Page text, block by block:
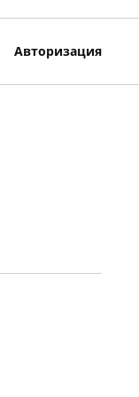
Авторизация